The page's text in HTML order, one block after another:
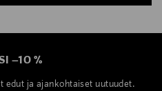
–10 %
edut ja ajankohtaiset uutuudet.